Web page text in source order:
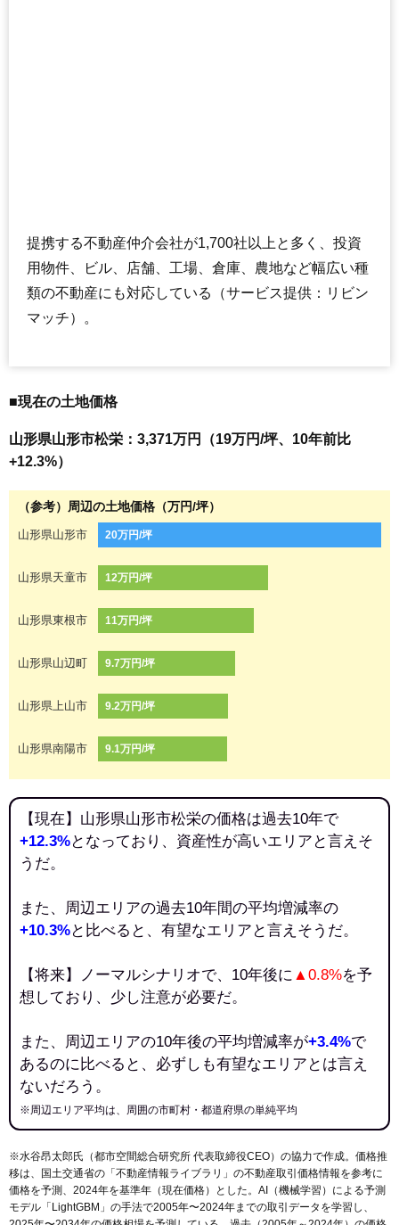
提携する不動産仲介会社が1,700社以上と多く、投資
用物件、ビル、店舗、工場、倉庫、農地など幅広い種
類の不動産にも対応している（サービス提供：リビン
マッチ）。
■現在の土地価格
山形県山形市松栄：3,371万円（19万円/坪、10年前比
+12.3%）
（参考）周辺の土地価格（万円/坪）
山形県山形市 20万円/坪
山形県天童市 12万円/坪
山形県東根市 11万円/坪
山形県山辺町 9.7万円/坪
山形県上山市 9.2万円/坪
山形県南陽市 9.1万円/坪
【現在】山形県山形市松栄の価格は過去10年で
+12.3%となっており、資産性が高いエリアと言えそ
うだ。
また、周辺エリアの過去10年間の平均増減率の
+10.3%と比べると、有望なエリアと言えそうだ。
【将来】ノーマルシナリオで、10年後に ▲0.8%を予
想しており、少し注意が必要だ。
また、周辺エリアの10年後の平均増減率が+3.4%で
あるのに比べると、必ずしも有望なエリアとは言え
ないだろう。
※周辺エリア平均は、周囲の市町村・都道府県の単純平均
※水谷昂太郎氏（都市空間総合研究所 代表取締役CEO）の協力で作成。価格推
移は、国土交通省の「 不動産情報ライブラリ 」の不動産取引価格情報を参考に
価格を予測、2024年を基準年（現在価格）とした。AI（機械学習）による予測
モデル「LightGBM」の手法で2005年〜2024年までの取引データを学習し、